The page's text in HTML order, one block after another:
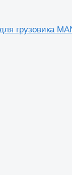
грузовика